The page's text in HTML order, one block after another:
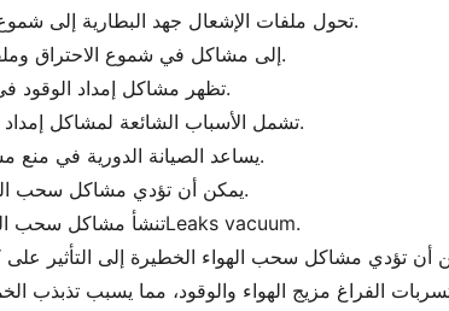
تحول ملفات الإشعال جهد البطارية إلى شموع الاحتراق؛ تؤدي الأعطال إلى اهتزازات.
تشير أكواد الخطأ OBD-II إلى مشاكل في شموع الاحتراق وملفات الإشعال.
تظهر مشاكل إمداد الوقود في شكل توقف المحرك وضعف التسارع.
تشمل الأسباب الشائعة لمشاكل إمداد الوقود فلاتر مسدودة ومضخات معطلة.
يساعد الصيانة الدورية في منع مشاكل إمداد الوقود والإصلاحات المكلفة.
يمكن أن تؤدي مشاكل سحب الهواء إلى انخفاض القدرة وكفاءة الوقود.
تنشأ مشاكل سحب الهواء الشائعة من الفلاتر المسدودة وانLeaks vacuum.